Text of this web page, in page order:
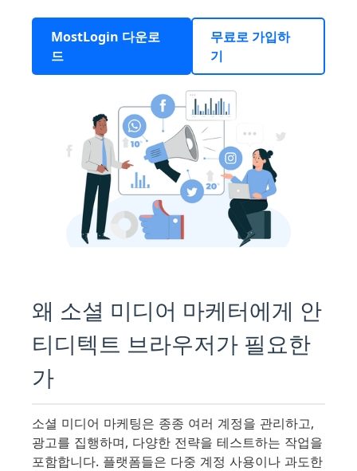
MostLogin 다운로
드
무료로 가입하
기
왜 소셜 미디어 마케터에게 안
티디텍트 브라우저가 필요한
가
소셜 미디어 마케팅은 종종 여러 계정을 관리하고,
광고를 집행하며, 다양한 전략을 테스트하는 작업을
포함합니다. 플랫폼들은 다중 계정 사용이나 과도한